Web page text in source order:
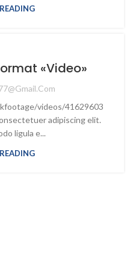
«Video»
videos/41629603
adipiscing elit.
ligula e...